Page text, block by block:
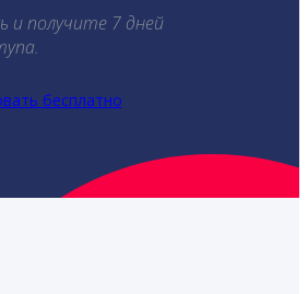
и получите 7 дней
бесплатно